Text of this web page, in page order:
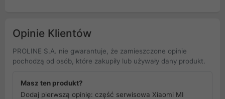
Opinie Klientów
PROLINE S.A. nie gwarantuje, że zamieszczone opinie
pochodzą od osób, które zakupiły lub używały dany produkt.
Masz ten produkt?
Dodaj pierwszą opinię: część serwisowa Xiaomi MI